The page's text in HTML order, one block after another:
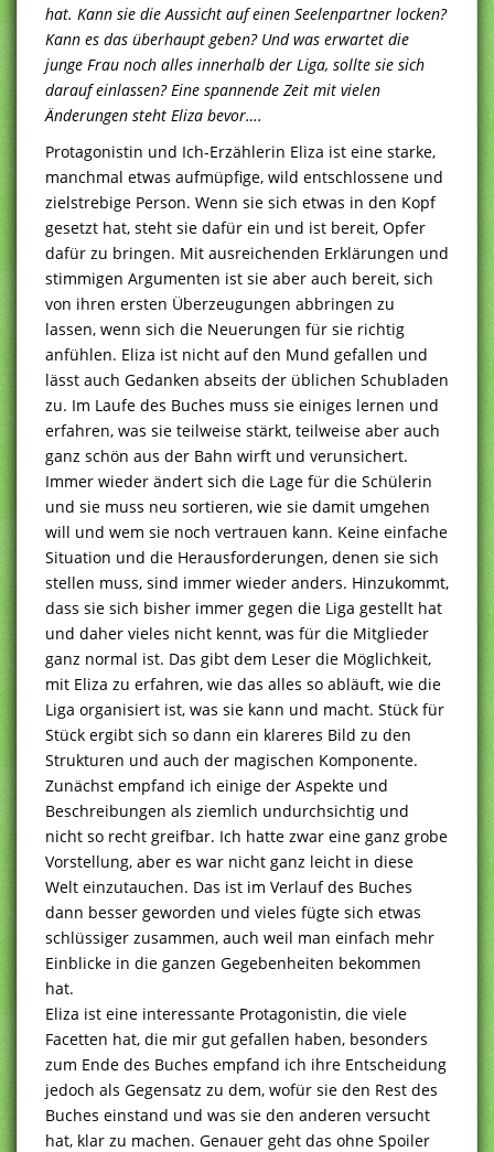
hat. Kann sie die Aussicht auf einen Seelenpartner locken?
Kann es das überhaupt geben? Und was erwartet die
junge Frau noch alles innerhalb der Liga, sollte sie sich
darauf einlassen? Eine spannende Zeit mit vielen
Änderungen steht Eliza bevor….
Protagonistin und Ich-Erzählerin Eliza ist eine starke,
manchmal etwas aufmüpfige, wild entschlossene und
zielstrebige Person. Wenn sie sich etwas in den Kopf
gesetzt hat, steht sie dafür ein und ist bereit, Opfer
dafür zu bringen. Mit ausreichenden Erklärungen und
stimmigen Argumenten ist sie aber auch bereit, sich
von ihren ersten Überzeugungen abbringen zu
lassen, wenn sich die Neuerungen für sie richtig
anfühlen. Eliza ist nicht auf den Mund gefallen und
lässt auch Gedanken abseits der üblichen Schubladen
zu. Im Laufe des Buches muss sie einiges lernen und
erfahren, was sie teilweise stärkt, teilweise aber auch
ganz schön aus der Bahn wirft und verunsichert.
Immer wieder ändert sich die Lage für die Schülerin
und sie muss neu sortieren, wie sie damit umgehen
will und wem sie noch vertrauen kann. Keine einfache
Situation und die Herausforderungen, denen sie sich
stellen muss, sind immer wieder anders. Hinzukommt,
dass sie sich bisher immer gegen die Liga gestellt hat
und daher vieles nicht kennt, was für die Mitglieder
ganz normal ist. Das gibt dem Leser die Möglichkeit,
mit Eliza zu erfahren, wie das alles so abläuft, wie die
Liga organisiert ist, was sie kann und macht. Stück für
Stück ergibt sich so dann ein klareres Bild zu den
Strukturen und auch der magischen Komponente.
Zunächst empfand ich einige der Aspekte und
Beschreibungen als ziemlich undurchsichtig und
nicht so recht greifbar. Ich hatte zwar eine ganz grobe
Vorstellung, aber es war nicht ganz leicht in diese
Welt einzutauchen. Das ist im Verlauf des Buches
dann besser geworden und vieles fügte sich etwas
schlüssiger zusammen, auch weil man einfach mehr
Einblicke in die ganzen Gegebenheiten bekommen
hat.
Eliza ist eine interessante Protagonistin, die viele
Facetten hat, die mir gut gefallen haben, besonders
zum Ende des Buches empfand ich ihre Entscheidung
jedoch als Gegensatz zu dem, wofür sie den Rest des
Buches einstand und was sie den anderen versucht
hat, klar zu machen. Genauer geht das ohne Spoiler